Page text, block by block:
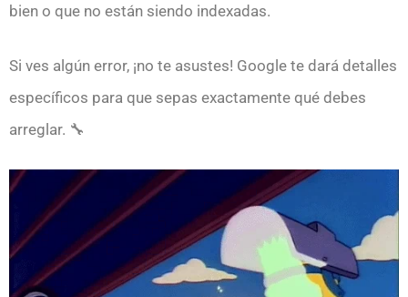
bien o que no están siendo indexadas.
Si ves algún error, ¡no te asustes! Google te dará detalles
específicos para que sepas exactamente qué debes
arreglar. 🔧